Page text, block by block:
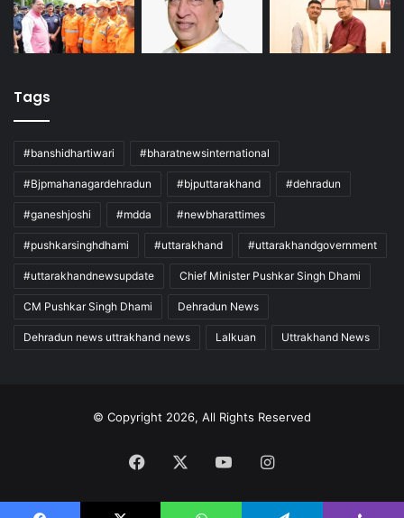
Tags
#banshidhartiwari #bharatnewsinternational
#Bjpmahanagardehradun #bjputtarakhand #dehradun
#ganeshjoshi #mdda #newbharattimes
#pushkarsinghdhami #uttarakhand #uttarakhandgovernment
#uttarakhandnewsupdate Chief Minister Pushkar Singh Dhami
CM Pushkar Singh Dhami Dehradun News
Dehradun news uttrakhand news Lalkuan Uttrakhand News
© Copyright 2026, All Rights Reserved
Facebook YouTubeInstagram